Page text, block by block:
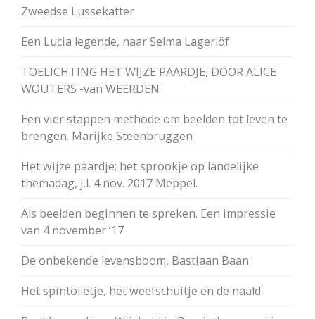
Zweedse Lussekatter
Een Lucia legende, naar Selma Lagerlöf
TOELICHTING HET WIJZE PAARDJE, DOOR ALICE
WOUTERS -van WEERDEN
Een vier stappen methode om beelden tot leven te
brengen. Marijke Steenbruggen
Het wijze paardje; het sprookje op landelijke
themadag, j.l. 4 nov. 2017 Meppel.
Als beelden beginnen te spreken. Een impressie
van 4 november ’17
De onbekende levensboom, Bastiaan Baan
Het spintolletje, het weefschuitje en de naald.